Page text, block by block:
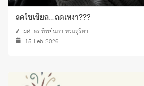
ลดโซเชียล…ลดเหงา???
ผศ. ดร.ทิพย์นภา หวนสุริยา
15 Feb 2026